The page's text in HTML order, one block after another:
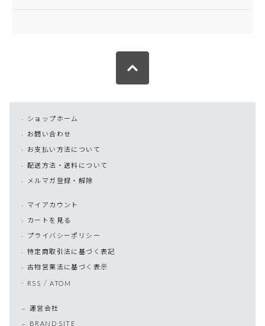
ショップホーム
お問い合わせ
お支払い方法について
配送方法・送料について
メルマガ登録・解除
マイアカウント
カートを見る
プライバシーポリシー
特定商取引法に基づく表記
古物営業法に基づく表示
RSS /ATOM
運営会社
BRAND SITE